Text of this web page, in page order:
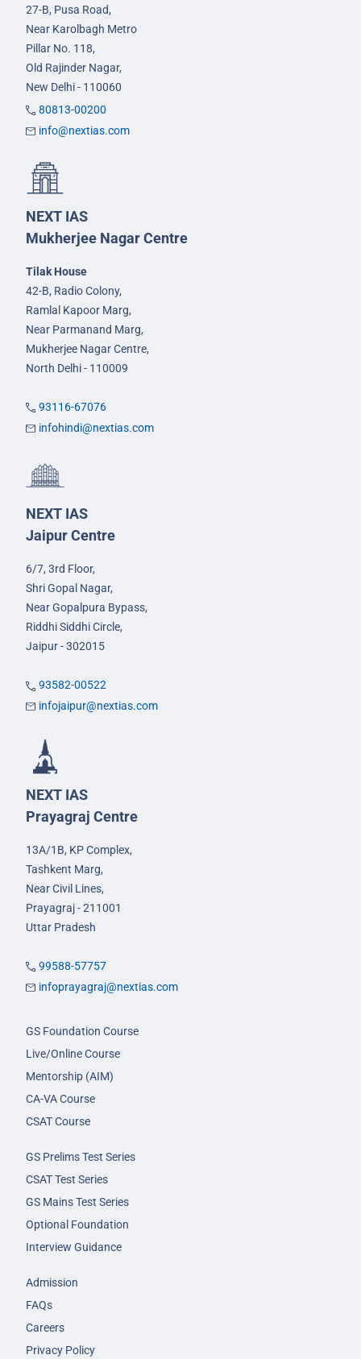
27-B, Pusa Road,
Near Karolbagh Metro
Pillar No. 118,
Old Rajinder Nagar,
New Delhi - 110060
80813-00200
info@nextias.com
NEXT IAS
Mukherjee Nagar Centre
Tilak House
42-B, Radio Colony,
Ramlal Kapoor Marg,
Near Parmanand Marg,
Mukherjee Nagar Centre,
North Delhi - 110009
93116-67076
infohindi@nextias.com
NEXT IAS
Jaipur Centre
6/7, 3rd Floor,
Shri Gopal Nagar,
Near Gopalpura Bypass,
Riddhi Siddhi Circle,
Jaipur - 302015
93582-00522
infojaipur@nextias.com
NEXT IAS
Prayagraj Centre
13A/1B, KP Complex,
Tashkent Marg,
Near Civil Lines,
Prayagraj - 211001
Uttar Pradesh
99588-57757
infoprayagraj@nextias.com
GS Foundation Course
Live/Online Course
Mentorship (AIM)
CA-VA Course
CSAT Course
GS Prelims Test Series
CSAT Test Series
GS Mains Test Series
Optional Foundation
Interview Guidance
Admission
FAQs
Careers
Privacy Policy